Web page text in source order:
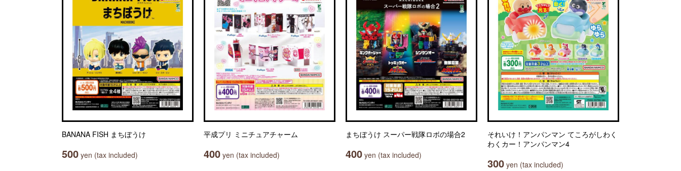
BANANA FISH まちぼうけ
500 yen (tax included)
平成プリ ミニチュアチャーム
400 yen (tax included)
まちぼうけ スーパー戦隊ロボの場合2
400 yen (tax included)
それいけ！アンパンマン てころがしわく
わくカー！アンパンマン4
300 yen (tax included)